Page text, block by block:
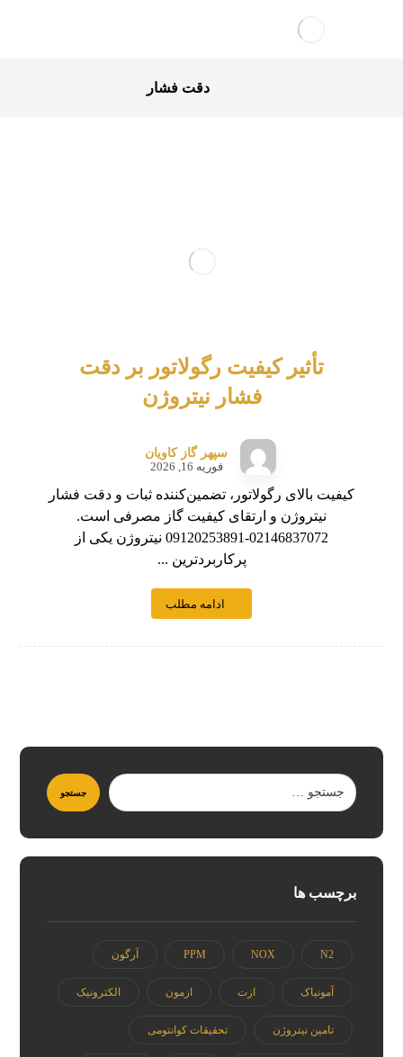
دقت فشار
تأثیر کیفیت رگولاتور بر دقت
فشار نیتروژن
سپهر گاز کاویان
فوریه 16, 2026
کیفیت بالای رگولاتور، تضمین‌کننده ثبات و دقت فشار
نیتروژن و ارتقای کیفیت گاز مصرفی است.
02146837072-09120253891 نیتروژن یکی از
پرکاربردترین ...
ادامه مطلب
برچسب ها
N2
NOX
PPM آرگون
آمونیاک ازت ازمون الکترونیک
تامین نیتروژن تحقیقات کوانتومی